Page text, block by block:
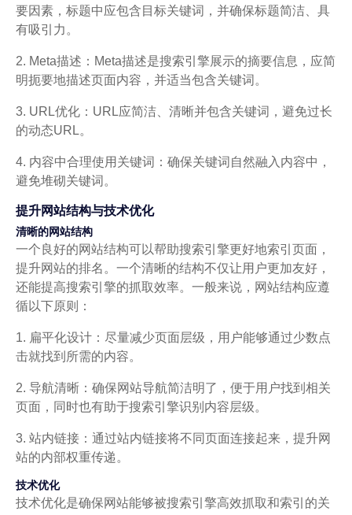
要因素，标题中应包含目标关键词，并确保标题简洁、具
有吸引力。
2. Meta描述：Meta描述是搜索引擎展示的摘要信息，应简
明扼要地描述页面内容，并适当包含关键词。
3. URL优化：URL应简洁、清晰并包含关键词，避免过长
的动态URL。
4. 内容中合理使用关键词：确保关键词自然融入内容中，
避免堆砌关键词。
提升网站结构与技术优化
清晰的网站结构
一个良好的网站结构可以帮助搜索引擎更好地索引页面，
提升网站的排名。一个清晰的结构不仅让用户更加友好，
还能提高搜索引擎的抓取效率。一般来说，网站结构应遵
循以下原则：
1. 扁平化设计：尽量减少页面层级，用户能够通过少数点
击就找到所需的内容。
2. 导航清晰：确保网站导航简洁明了，便于用户找到相关
页面，同时也有助于搜索引擎识别内容层级。
3. 站内链接：通过站内链接将不同页面连接起来，提升网
站的内部权重传递。
技术优化
技术优化是确保网站能够被搜索引擎高效抓取和索引的关